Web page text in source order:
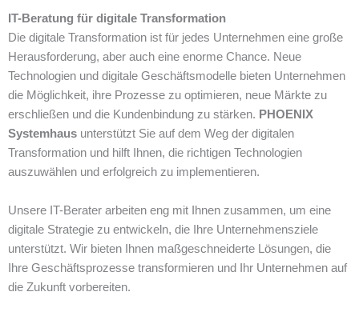
IT-Beratung für digitale Transformation
Die digitale Transformation ist für jedes Unternehmen eine große
Herausforderung, aber auch eine enorme Chance. Neue
Technologien und digitale Geschäftsmodelle bieten Unternehmen
die Möglichkeit, ihre Prozesse zu optimieren, neue Märkte zu
erschließen und die Kundenbindung zu stärken. PHOENIX
Systemhaus unterstützt Sie auf dem Weg der digitalen
Transformation und hilft Ihnen, die richtigen Technologien
auszuwählen und erfolgreich zu implementieren.
Unsere IT-Berater arbeiten eng mit Ihnen zusammen, um eine
digitale Strategie zu entwickeln, die Ihre Unternehmensziele
unterstützt. Wir bieten Ihnen maßgeschneiderte Lösungen, die
Ihre Geschäftsprozesse transformieren und Ihr Unternehmen auf
die Zukunft vorbereiten.